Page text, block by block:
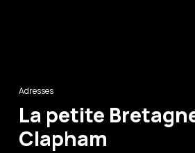
Adresses
La petite
Clapham